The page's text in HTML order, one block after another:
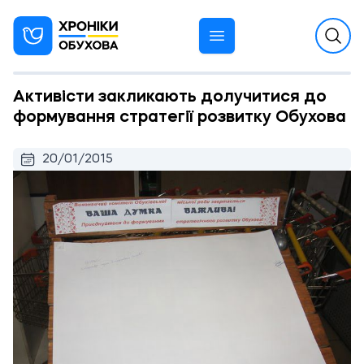
Активісти закликають долучитися до
формування стратегії розвитку Обухова
20/01/2015